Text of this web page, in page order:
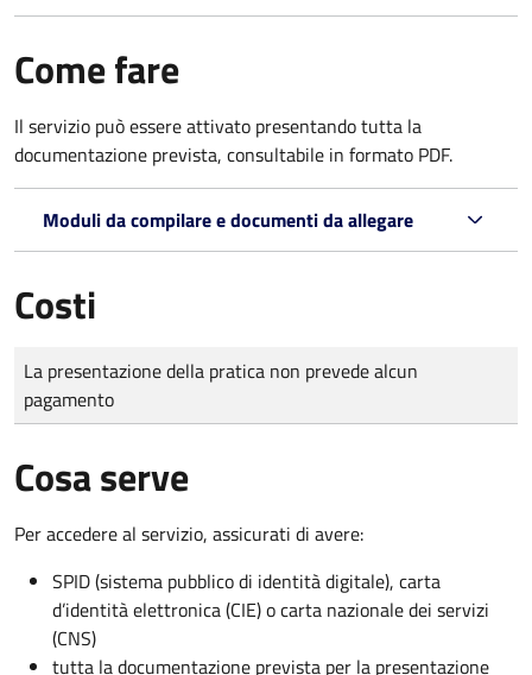
Come fare
Il servizio può essere attivato presentando tutta la
documentazione prevista, consultabile in formato PDF.
Moduli da compilare e documenti da allegare
Costi
Tipo di pagamento
Importo
La presentazione della pratica non prevede alcun
pagamento
Cosa serve
Per accedere al servizio, assicurati di avere:
SPID (sistema pubblico di identità digitale), carta
d’identità elettronica (CIE) o carta nazionale dei servizi
(CNS)
tutta la documentazione prevista per la presentazione